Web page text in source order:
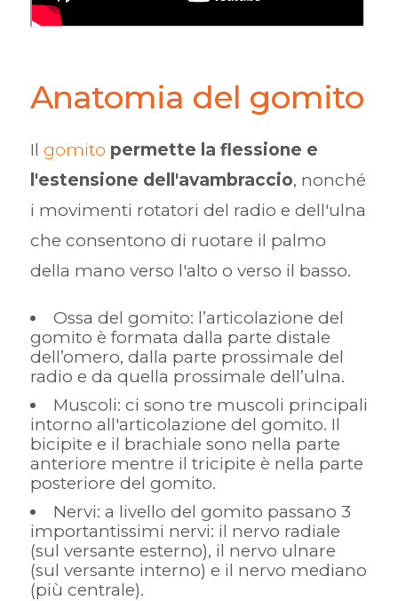
Anatomia del gomito
Il gomito permette la flessione e
l'estensione dell'avambraccio, nonché
i movimenti rotatori del radio e dell'ulna
che consentono di ruotare il palmo
della mano verso l'alto o verso il basso.
Ossa del gomito: l’articolazione del
gomito è formata dalla parte distale
dell’omero, dalla parte prossimale del
radio e da quella prossimale dell’ulna.
Muscoli: ci sono tre muscoli principali
intorno all'articolazione del gomito. Il
bicipite e il brachiale sono nella parte
anteriore mentre il tricipite è nella parte
posteriore del gomito.
Nervi: a livello del gomito passano 3
importantissimi nervi: il nervo radiale
(sul versante esterno), il nervo ulnare
(sul versante interno) e il nervo mediano
(più centrale).